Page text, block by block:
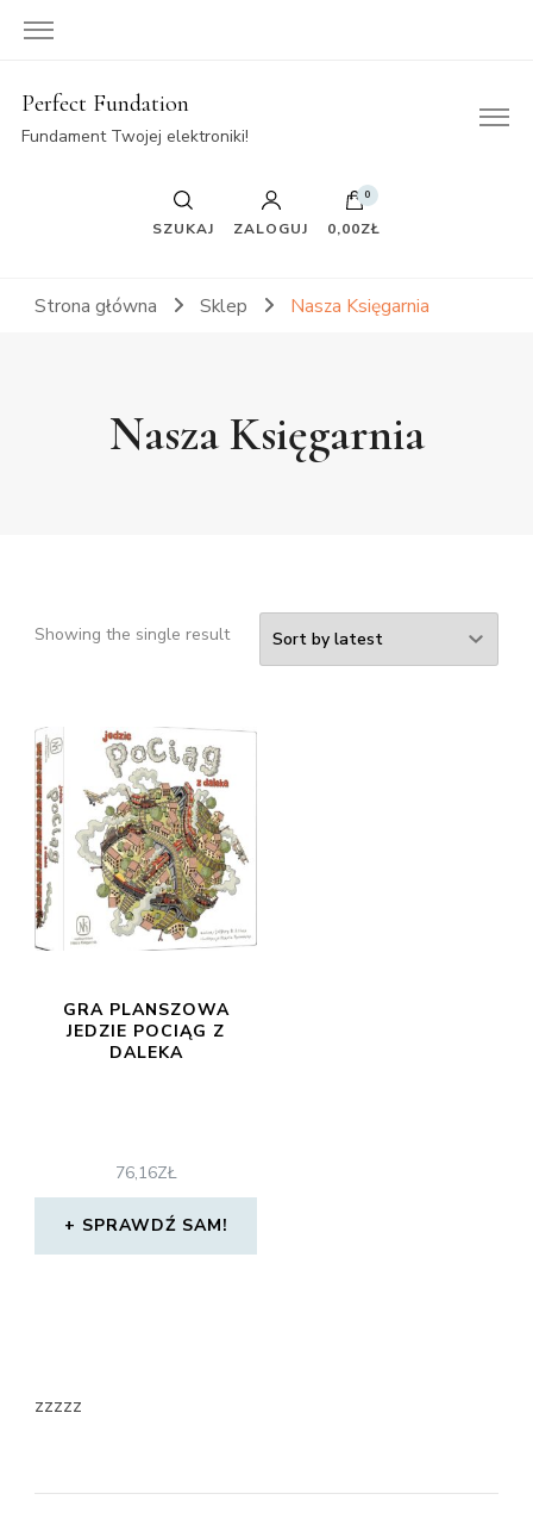
Perfect Fundation
Fundament Twojej elektroniki!
SZUKAJ ZALOGUJ
0
0,00ZŁ
Strona główna Sklep Nasza Księgarnia
Nasza Księgarnia
Showing the single result
GRA PLANSZOWA
JEDZIE POCIĄG Z
DALEKA
76,16ZŁ
SPRAWDŹ SAM!
zzzzz